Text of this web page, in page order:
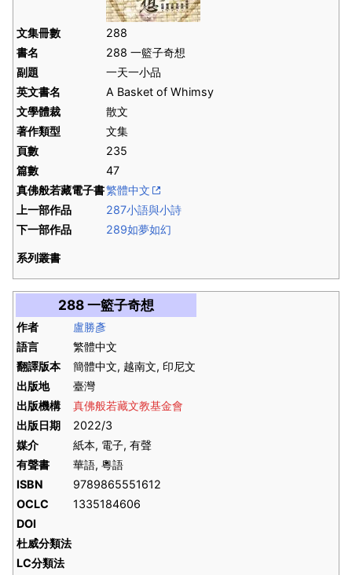
文集冊數
288
書名
288 一籃子奇想
副題
一天一小品
英文書名
A Basket of Whimsy
文學體裁
散文
著作類型
文集
頁數
235
篇數
47
真佛般若藏電子書繁體中文
上一部作品
287小語與小詩
下一部作品
289如夢如幻
系列叢書
288 一籃子奇想
作者
盧勝彥
語言
繁體中文
翻譯版本
簡體中文, 越南文, 印尼文
出版地
臺灣
出版機構
真佛般若藏文教基金會
出版日期
2022/3
媒介
紙本, 電子, 有聲
有聲書
華語, 粵語
ISBN
9789865551612
OCLC
1335184606
DOI
杜威分類法
LC分類法